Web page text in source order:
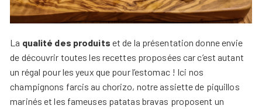
La qualité des produits et de la présentation donne envie
de découvrir toutes les recettes proposées car c’est autant
un régal pour les yeux que pour l’estomac ! Ici nos
champignons farcis au chorizo, notre assiette de piquillos
marinés et les fameuses patatas bravas proposent un